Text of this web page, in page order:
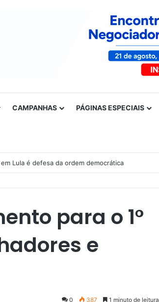
CAMPANHAS PÁGINAS ESPECIAIS
Lula é defesa da ordem democrática
para o 1°
e
0 387 1 minuto de leitura